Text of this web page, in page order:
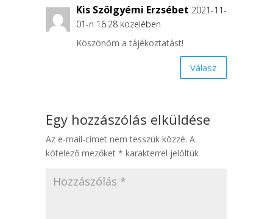
Kis Szölgyémi Erzsébet 2021-11-
01-n 16:28 közelében
Köszönöm a tájékoztatást!
Válasz
Egy hozzászólás elküldése
Az e-mail-címet nem tesszük közzé. A
kötelező mezőket * karakterrel jelöltük